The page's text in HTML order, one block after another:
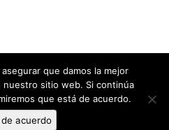
que damos la mejor
nuestro sitio web. Si continúa
que está de acuerdo.
acuerdo